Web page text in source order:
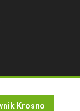
Krosno